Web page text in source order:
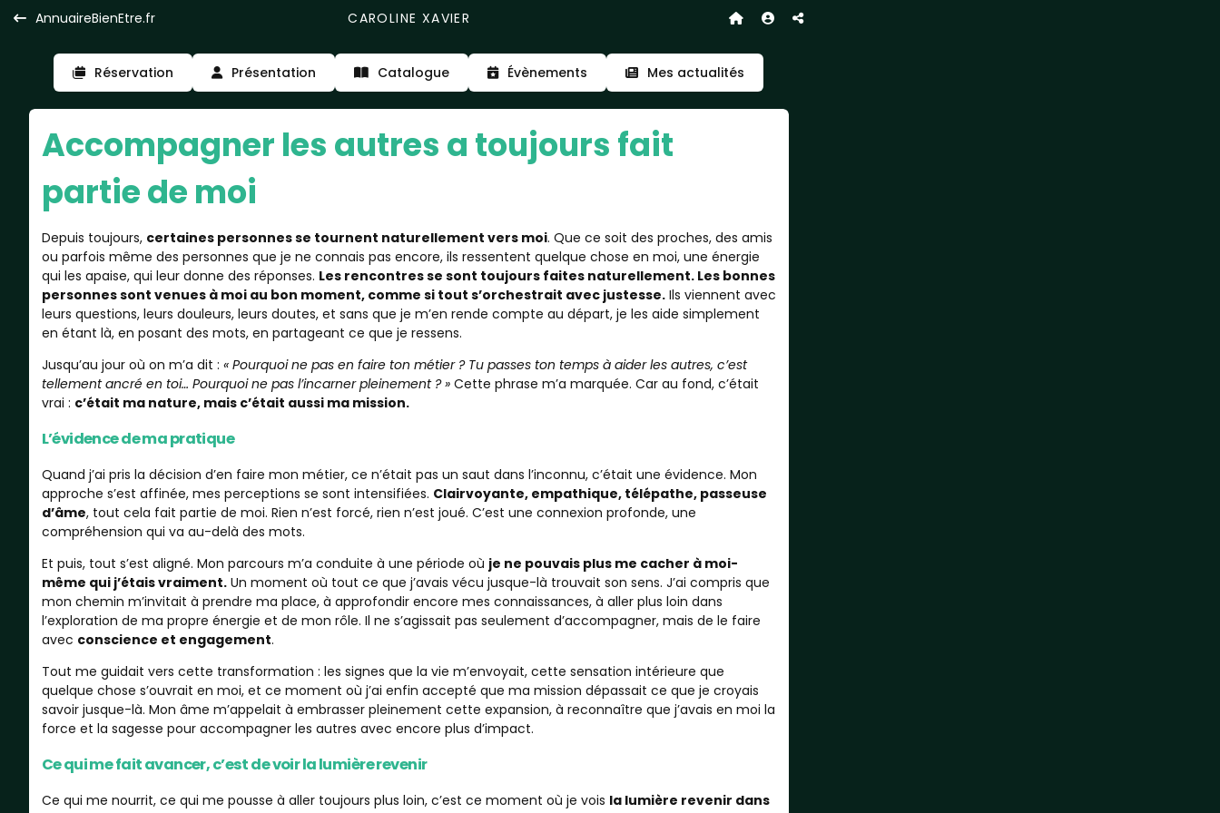
AnnuaireBienEtre.fr CAROLINE XAVIER
Réservation Présentation Catalogue Évènements Mes actualités
Accompagner les autres a toujours fait
partie de moi
Depuis toujours, certaines personnes se tournent naturellement vers moi. Que ce soit des proches, des amis
ou parfois même des personnes que je ne connais pas encore, ils ressentent quelque chose en moi, une énergie
qui les apaise, qui leur donne des réponses. Les rencontres se sont toujours faites naturellement. Les bonnes
personnes sont venues à moi au bon moment, comme si tout s’orchestrait avec justesse.Ils viennent avec
leurs questions, leurs douleurs, leurs doutes, et sans que je m’en rende compte au départ, je les aide simplement
en étant là, en posant des mots, en partageant ce que je ressens.
Jusqu’au jour où on m’a dit : « Pourquoi ne pas en faire ton métier ? Tu passes ton temps à aider les autres, c’est
tellement ancré en toi… Pourquoi ne pas l’incarner pleinement ? »Cette phrase m’a marquée. Car au fond, c’était
vrai : c’était ma nature, mais c’était aussi ma mission.
L’évidence de ma pratique
Quand j’ai pris la décision d’en faire mon métier, ce n’était pas un saut dans l’inconnu, c’était une évidence. Mon
approche s’est affinée, mes perceptions se sont intensifiées. Clairvoyante, empathique, télépathe, passeuse
d’âme, tout cela fait partie de moi. Rien n’est forcé, rien n’est joué. C’est une connexion profonde, une
compréhension qui va au-delà des mots.
Et puis, tout s’est aligné. Mon parcours m’a conduite à une période où je ne pouvais plus me cacher à moi-
même qui j’étais vraiment.Un moment où tout ce que j’avais vécu jusque-là trouvait son sens. J’ai compris que
mon chemin m’invitait à prendre ma place, à approfondir encore mes connaissances, à aller plus loin dans
l’exploration de ma propre énergie et de mon rôle. Il ne s’agissait pas seulement d’accompagner, mais de le faire
avec conscience et engagement.
Tout me guidait vers cette transformation : les signes que la vie m’envoyait, cette sensation intérieure que
quelque chose s’ouvrait en moi, et ce moment où j’ai enfin accepté que ma mission dépassait ce que je croyais
savoir jusque-là. Mon âme m’appelait à embrasser pleinement cette expansion, à reconnaître que j’avais en moi la
force et la sagesse pour accompagner les autres avec encore plus d’impact.
Ce qui me fait avancer, c’est de voir la lumière revenir
Ce qui me nourrit, ce qui me pousse à aller toujours plus loin, c’est ce moment où je vois la lumière revenir dans